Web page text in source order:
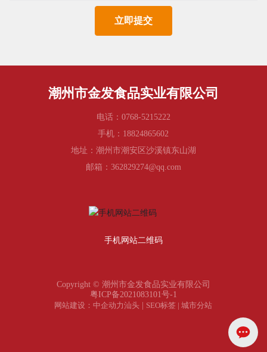
立即提交
潮州市金发食品实业有限公司
电话： 0768-5215222
手机： 18824865602
地址：潮州市潮安区沙溪镇东山湖
邮箱： 362829274@qq.com
手机网站二维码
Copyright © 潮州市金发食品实业有限公司
粤ICP备2021083101号-1
网站建设：中企动力汕头 SEO标签 |城市分站